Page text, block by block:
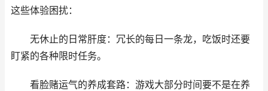
这些体验困扰：
无休止的日常肝度：冗长的每日一条龙，吃饭时还要
盯紧的各种限时任务。
看脸赌运气的养成套路：游戏大部分时间要不是在养